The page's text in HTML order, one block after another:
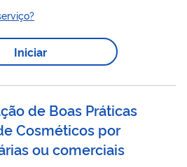
(cisão, fusão ou incorporação) no
sucessora é que deve solicitar a
Iniciar
de Boas Práticas
Cosméticos por
ou comerciais